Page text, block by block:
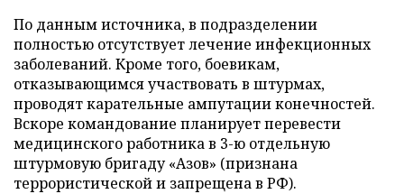
По данным источника, в подразделении
полностью отсутствует лечение инфекционных
заболеваний. Кроме того, боевикам,
отказывающимся участвовать в штурмах,
проводят карательные ампутации конечностей.
Вскоре командование планирует перевести
медицинского работника в 3-ю отдельную
штурмовую бригаду «Азов» (признана
террористической и запрещена в РФ).